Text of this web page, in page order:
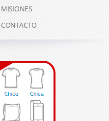
MISIONES
CONTACTO